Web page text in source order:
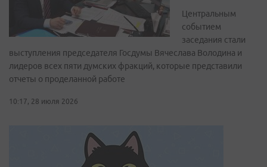
Центральным
событием
заседания стали
выступления председателя Госдумы Вячеслава Володина и
лидеров всех пяти думских фракций, которые представили
отчеты о проделанной работе
10:17, 28 июля 2026